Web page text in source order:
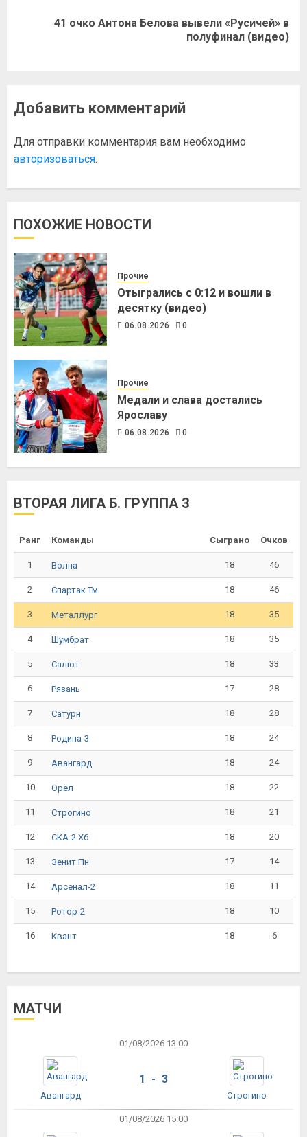
41 очко Антона Белова вывели «Русичей» в
полуфинал (видео)
Добавить комментарий
Для отправки комментария вам необходимо
авторизоваться.
ПОХОЖИЕ НОВОСТИ
Прочие
Отыгрались с 0:12 и вошли в
десятку (видео)
06.08.2026 0
Прочие
Медали и слава достались
Ярославу
06.08.2026 0
ВТОРАЯ ЛИГА Б. ГРУППА 3
Ранг Команды Сыграно Очков
1 Волна 18 46
2 Спартак Тм 18 46
3 Металлург 18 35
4 Шумбрат 18 35
5 Салют 18 33
6 Рязань 17 28
7 Сатурн 18 28
8 Родина-3 18 24
9 Авангард 18 24
10 Орёл 18 22
11 Строгино 18 21
12 СКА-2 Хб 18 20
13 Зенит Пн 17 14
14 Арсенал-2 18 11
15 Ротор-2 18 10
16 Квант 18 6
МАТЧИ
01/08/2026 13:00
Авангард
1 - 3
Строгино
01/08/2026 15:00